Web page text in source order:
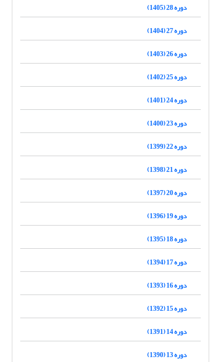
دوره 28 (1405)
دوره 27 (1404)
دوره 26 (1403)
دوره 25 (1402)
دوره 24 (1401)
دوره 23 (1400)
دوره 22 (1399)
دوره 21 (1398)
دوره 20 (1397)
دوره 19 (1396)
دوره 18 (1395)
دوره 17 (1394)
دوره 16 (1393)
دوره 15 (1392)
دوره 14 (1391)
دوره 13 (1390)